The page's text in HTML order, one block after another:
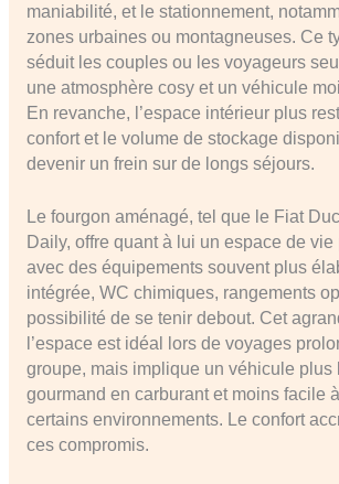
maniabilité, et le stationnement,
zones urbaines ou montagneuses. Ce
séduit les couples ou les voyageurs
une atmosphère cosy et un véhicule
En revanche, l’espace intérieur plus
confort et le volume de stockage
devenir un frein sur de longs séjours.
Le fourgon aménagé, tel que le Fiat
Daily, offre quant à lui un espace de
avec des équipements souvent plus
intégrée, WC chimiques, rangements
possibilité de se tenir debout. Cet
l’espace est idéal lors de voyages
groupe, mais implique un véhicule plus
gourmand en carburant et moins facile
certains environnements. Le confort
ces compromis.